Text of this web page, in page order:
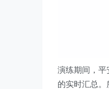
演练期间，平
的实时汇总